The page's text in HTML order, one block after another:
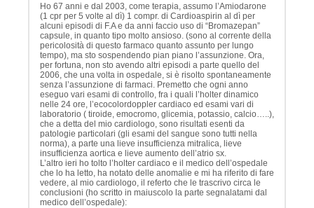
Ho 67 anni e dal 2003, come terapia, assumo l’Amiodarone
(1 cpr per 5 volte al dì) 1 compr. di Cardioaspirin al dì per
alcuni episodi di F.A e da anni faccio uso di “Bromazepan”
capsule, in quanto tipo molto ansioso. (sono al corrente della
pericolosità di questo farmaco quanto assunto per lungo
tempo), ma sto sospendendo pian piano l’assunzione. Ora,
per fortuna, non sto avendo altri episodi a parte quello del
2006, che una volta in ospedale, si è risolto spontaneamente
senza l’assunzione di farmaci. Premetto che ogni anno
eseguo vari esami di controllo, fra i quali l’holter dinamico
nelle 24 ore, l’ecocolordoppler cardiaco ed esami vari di
laboratorio ( tiroide, emocromo, glicemia, potassio, calcio…..),
che a detta del mio cardiologo, sono risultati esenti da
patologie particolari (gli esami del sangue sono tutti nella
norma), a parte una lieve insufficienza mitralica, lieve
insufficienza aortica e lieve aumento dell’atrio sx.
L’altro ieri ho tolto l’holter cardiaco e il medico dell’ospedale
che lo ha letto, ha notato delle anomalie e mi ha riferito di fare
vedere, al mio cardiologo, il referto che le trascrivo circa le
conclusioni (ho scritto in maiuscolo la parte segnalatami dal
medico dell’ospedale):